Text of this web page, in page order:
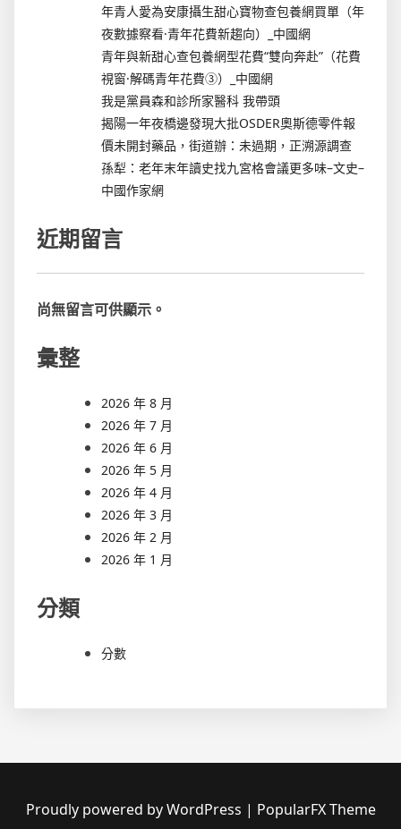
年青人愛為安康攝生甜心寶物查包養網買單（年
夜數據察看·青年花費新趨向）_中國網
青年與新甜心查包養網型花費“雙向奔赴”（花費
視窗·解碼青年花費③）_中國網
我是黨員森和診所家醫科 我帶頭
揭陽一年夜橋邊發現大批OSDER奧斯德零件報
價未開封藥品，街道辦：未過期，正溯源調查
孫犁：老年末年讀史找九宮格會議更多味–文史–
中國作家網
近期留言
尚無留言可供顯示。
彙整
2026 年 8 月
2026 年 7 月
2026 年 6 月
2026 年 5 月
2026 年 4 月
2026 年 3 月
2026 年 2 月
2026 年 1 月
分類
分數
Proudly powered by WordPress | PopularFX Theme